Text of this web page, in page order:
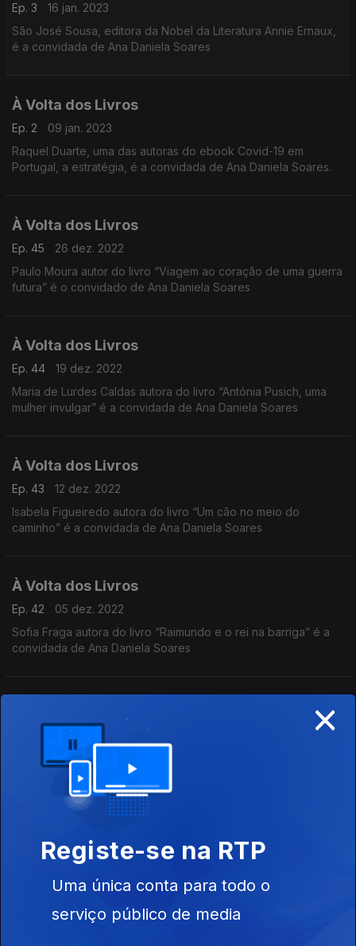
Ep. 3
16 jan. 2023
São José Sousa, editora da Nobel da Literatura Annie Ernaux,
é a convidada de Ana Daniela Soares
À Volta dos Livros
Ep. 2
09 jan. 2023
Raquel Duarte, uma das autoras do ebook Covid-19 em
Portugal, a estratégia, é a convidada de Ana Daniela Soares.
À Volta dos Livros
Ep. 45
26 dez. 2022
Paulo Moura autor do livro “Viagem ao coração de uma guerra
futura” é o convidado de Ana Daniela Soares
À Volta dos Livros
Ep. 44
19 dez. 2022
Maria de Lurdes Caldas autora do livro “Antónia Pusich, uma
mulher invulgar” é a convidada de Ana Daniela Soares
À Volta dos Livros
Ep. 43
12 dez. 2022
Isabela Figueiredo autora do livro “Um cão no meio do
caminho” é a convidada de Ana Daniela Soares
À Volta dos Livros
Ep. 42
05 dez. 2022
Sofia Fraga autora do livro “Raimundo e o rei na barriga” é a
convidada de Ana Daniela Soares
Ep. 41
28 nov. 2022
Richard Zimler autor do livro “A aldeia das almas
desaparecidas, a floresta do avesso” é o convidado de Ana
Daniela Soares
21 nov. 2022
convidada de Ana Daniela Soares
×
Registe-se na RTP
Uma única conta para todo o
serviço público de media